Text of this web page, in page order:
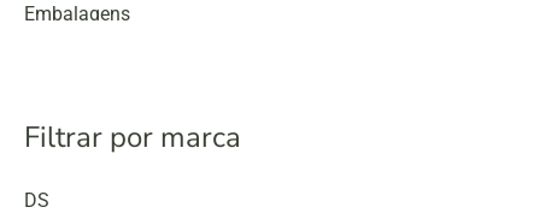
Embalagens
Filtrar por marca
DS